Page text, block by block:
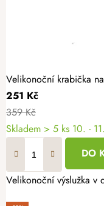
Velikonoční krabička
251 Kč
359 Kč
Skladem > 5 ks 10. -
DO
Velikonoční výslužka v